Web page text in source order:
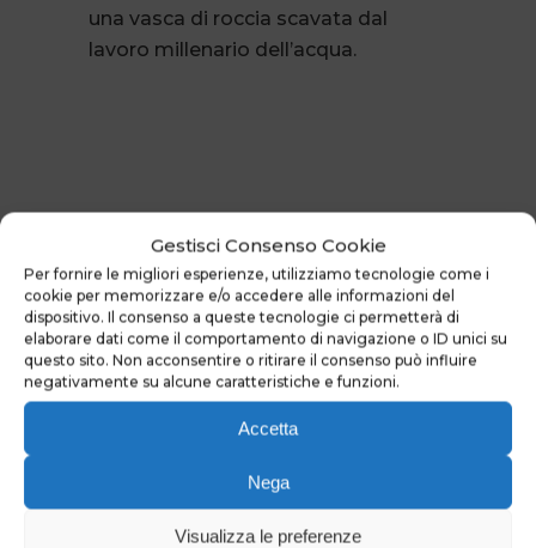
Gestisci Consenso Cookie
Per fornire le migliori esperienze, utilizziamo tecnologie come i
cookie per memorizzare e/o accedere alle informazioni del
dispositivo. Il consenso a queste tecnologie ci permetterà di
elaborare dati come il comportamento di navigazione o ID unici su
questo sito. Non acconsentire o ritirare il consenso può influire
negativamente su alcune caratteristiche e funzioni.
Accetta
Nega
Visualizza le preferenze
una vasca di roccia scavata dal
lavoro millenario dell’acqua.
RECENT POSTS
Da 25 anni viviamo il fiume: sabato 25
luglio festeggiamo insieme a
Campertogno!
Canyoning Pro: le discese più
Addio al Celibato e Nubilato in